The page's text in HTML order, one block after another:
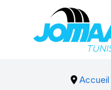
Accueil